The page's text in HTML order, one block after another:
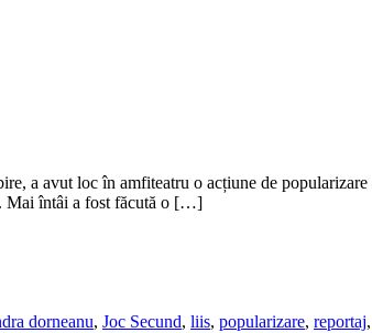
a avut loc în amfiteatru o acțiune de
Mai întâi a fost făcută o […]
dorneanu, Joc Secund, liis, popularizare, reportaj,